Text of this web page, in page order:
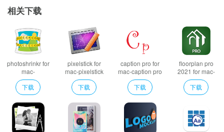
3、关闭SIP系统完整性保护：
软件特色
Amadine Mac版以精准和关注用户需求的方式开发，提供了各种工具和功
能，将最疯狂的创意带到生活中。Amadine Mac版是漂亮简单和友好的用户界
面和先进的矢量绘图工具保证了用户使用的平滑的学习曲线。
mac下载
相关下载
photoshrinkr for
mac-
photoshrinkr
mac版下载
v1.1.1
下载
pixelstick for
mac-pixelstick
mac版下载
v2.16.2
下载
caption pro for
mac-caption pro
mac版下载
v3.1.17
下载
floorplan pro
2021 for mac-
floorplan pro
2021 mac版下载
v1.0
下载